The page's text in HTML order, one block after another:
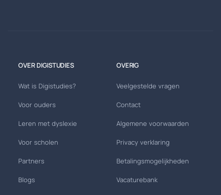
OVER DIGISTUDIES
Wat is Digistudies?
Voor ouders
Leren met dyslexie
Voor scholen
Partners
Blogs
OVERIG
Veelgestelde vragen
Contact
Algemene voorwaarden
Privacy verklaring
Betalingsmogelijkheden
Vacaturebank